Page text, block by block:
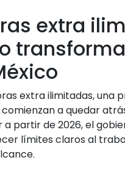
extra
extra ilimitadas, una
a quedar
partir de 2026, el
límites claros al